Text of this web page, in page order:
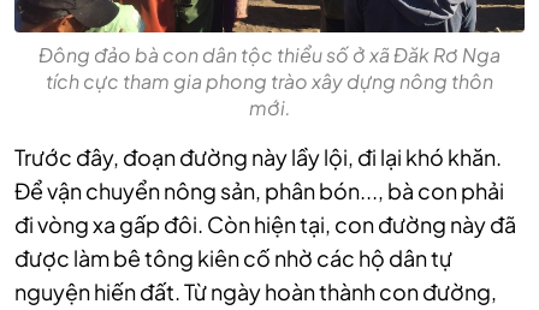
Đông đảo bà con dân tộc thiểu số ở xã Đăk Rơ Nga
tích cực tham gia phong trào xây dựng nông thôn
mới.
Trước đây, đoạn đường này lầy lội, đi lại khó khăn.
Để vận chuyển nông sản, phân bón..., bà con phải
đi vòng xa gấp đôi. Còn hiện tại, con đường này đã
được làm bê tông kiên cố nhờ các hộ dân tự
nguyện hiến đất. Từ ngày hoàn thành con đường,